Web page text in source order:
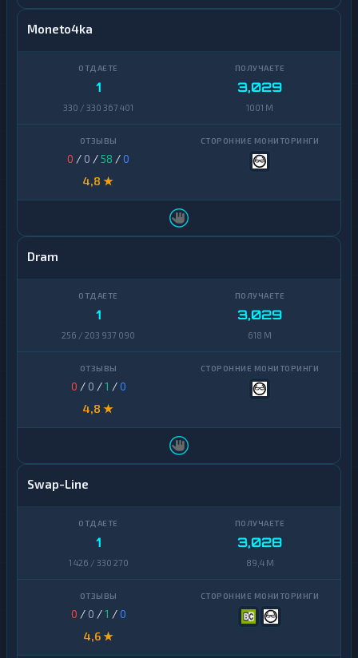
Moneto4ka
1
330 / 330 367 401
3,029
1001 M
0 / 0 /58 /0
4,8 ★
Dram
1
256 / 203 937 090
3,029
618 M
0 / 0 /1 /0
4,8 ★
Swap-Line
1
1 426 / 330 270
3,028
89,4 M
0 / 0 /1 /0
4,6 ★